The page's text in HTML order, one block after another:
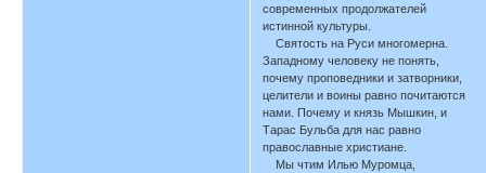
современных продолжателей
истинной культуры.
Святость на Руси многомерна.
Западному человеку не понять,
почему проповедники и затворники,
целители и воины равно почитаются
нами. Почему и князь Мышкин, и
Тарас Бульба для нас равно
православные христиане.
Мы чтим Илью Муромца,